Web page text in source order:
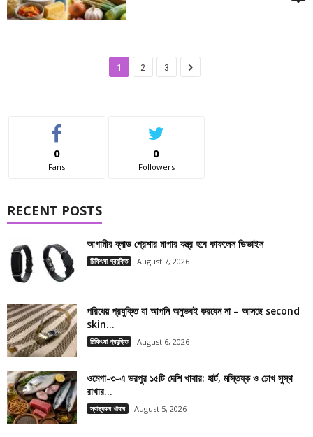
1 2 3
0
Fans
0
Followers
RECENT POSTS
আগামীর ব্লাড প্রেশার মাপার যন্ত্র হবে কাফলেস ডিভাইস
চিকিৎসা প্রযুক্তি August 7, 2026
পরিধেয় প্রযুক্তি যা আপনি অনুভবই করবেন না – আসছে second
skin...
চিকিৎসা প্রযুক্তি August 6, 2026
ওমেগা-৩-এ ভরপুর ১৫টি দেশি খাবার: হার্ট, মস্তিষ্ক ও চোখ সুস্থ
রাখার...
স্বাস্থ্যকর খাবার August 5, 2026